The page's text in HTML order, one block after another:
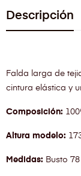
Descripción
Falda larga de
cintura elástica y
Composición:
Altura modelo:
Medidas: Busto